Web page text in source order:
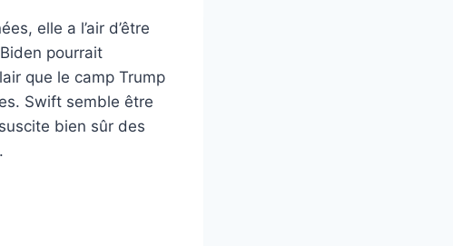
elle a l’air d’être
pourrait
que le camp Trump
Swift semble être
bien sûr des